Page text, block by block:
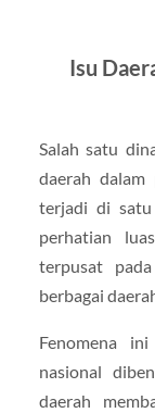
Isu
Salah satu
daerah dalam
terjadi di
perhatian
terpusat
berbagai
Fenomena
nasional
daerah